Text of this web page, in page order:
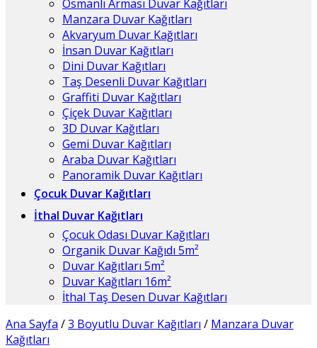
Osmanlı Arması Duvar Kağıtları
Manzara Duvar Kağıtları
Akvaryum Duvar Kağıtları
İnsan Duvar Kağıtları
Dini Duvar Kağıtları
Taş Desenli Duvar Kağıtları
Graffiti Duvar Kağıtları
Çiçek Duvar Kağıtları
3D Duvar Kağıtları
Gemi Duvar Kağıtları
Araba Duvar Kağıtları
Panoramik Duvar Kağıtları
Çocuk Duvar Kağıtları
İthal Duvar Kağıtları
Çocuk Odası Duvar Kağıtları
Organik Duvar Kağıdı 5m²
Duvar Kağıtları 5m²
Duvar Kağıtları 16m²
İthal Taş Desen Duvar Kağıtları
Ana Sayfa /3 Boyutlu Duvar Kağıtları / Manzara Duvar
Kağıtları